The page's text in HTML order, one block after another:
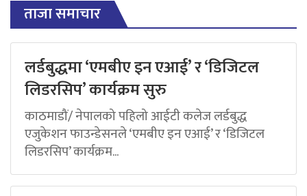
ताजा समाचार
लर्डबुद्धमा ‘एमबीए इन एआई’ र ‘डिजिटल
लिडरसिप’ कार्यक्रम सुरु
काठमाडौं/ नेपालको पहिलो आईटी कलेज लर्डबुद्ध
एजुकेशन फाउन्डेसनले ‘एमबीए इन एआई’ र ‘डिजिटल
लिडरसिप’ कार्यक्रम...